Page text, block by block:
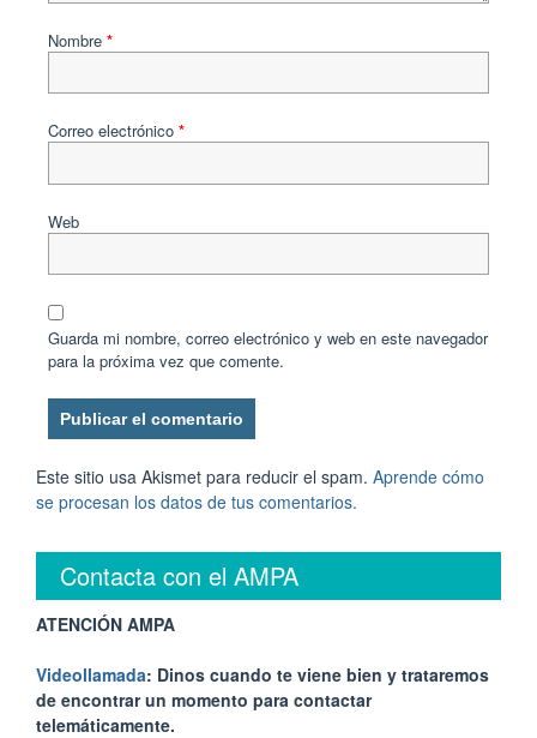
Nombre *
Correo electrónico *
Web
Guarda mi nombre, correo electrónico y web en este navegador
para la próxima vez que comente.
Este sitio usa Akismet para reducir el spam. Aprende cómo
se procesan los datos de tus comentarios.
Contacta con el AMPA
ATENCIÓN AMPA
Videollamada: Dinos cuando te viene bien y trataremos
de encontrar un momento para contactar
telemáticamente.